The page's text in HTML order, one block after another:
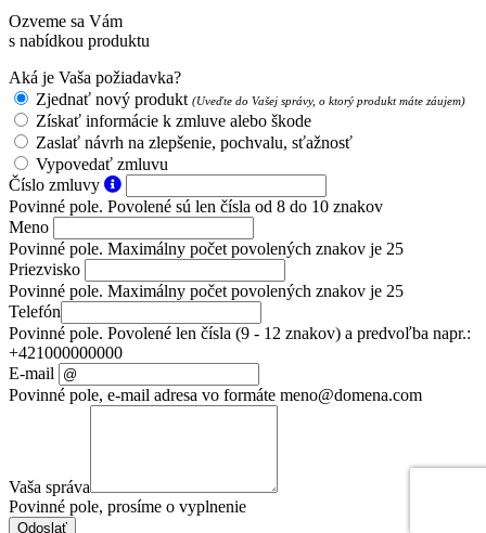
Ozveme sa Vám
s nabídkou produktu
Aká je Vaša požiadavka?
Zjednať nový produkt (Uveďte do Vašej správy, o ktorý produkt máte záujem)
Získať informácie k zmluve alebo škode
Zaslať návrh na zlepšenie, pochvalu, sťažnosť
Vypovedať zmluvu
Číslo zmluvy
Povinné pole. Povolené sú len čísla od 8 do 10 znakov
Meno
Povinné pole. Maximálny počet povolených znakov je 25
Priezvisko
Povinné pole. Maximálny počet povolených znakov je 25
Telefón
Povinné pole. Povolené len čísla (9 - 12 znakov) a predvoľba napr.:
+421000000000
E-mail
Povinné pole, e-mail adresa vo formáte meno@domena.com
Vaša správa
Povinné pole, prosíme o vyplnenie